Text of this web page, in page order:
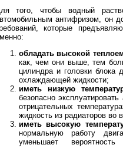
того, чтобы водный
антифризом, он
которые
обладать высокой
как, чем они выше, тем
цилиндра и головки блока
охлаждающей жидкости;
иметь низкую
безопасно
отрицательных
жидкость из радиаторов во
иметь высокую
нормальную работу
уменьшает